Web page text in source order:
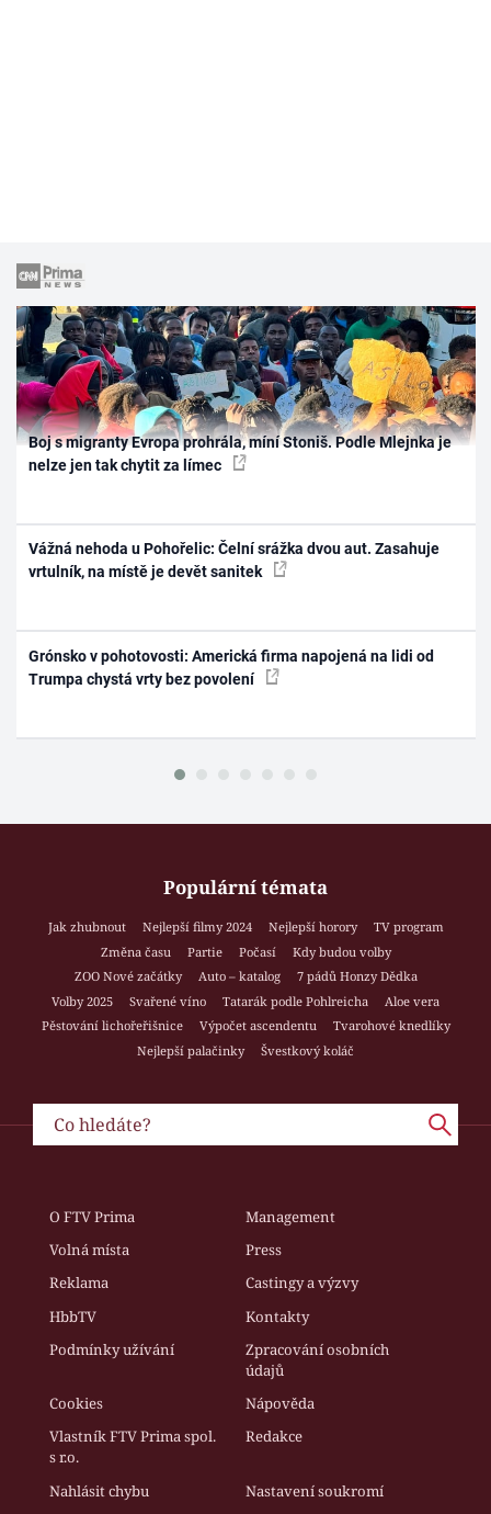
Boj s migranty Evropa prohrála, míní Stoniš. Podle Mlejnka je
nelze jen tak chytit za límec
Vážná nehoda u Pohořelic: Čelní srážka dvou aut. Zasahuje
vrtulník, na místě je devět sanitek
Grónsko v pohotovosti: Americká firma napojená na lidi od
Trumpa chystá vrty bez povolení
Populární témata
Jak zhubnout Nejlepší filmy 2024 Nejlepší horory
TV program
Změna času
Partie Počasí
Kdy budou volby
ZOO Nové začátky
Auto – katalog
7 pádů Honzy Dědka
Volby 2025
Svařené víno Tatarák podle Pohlreicha
Aloe vera
Pěstování lichořeřišnice
Výpočet ascendentu
Tvarohové knedlíky
Nejlepší palačinky
Švestkový koláč
O FTV Prima
Management
Volná místa
Press
Reklama
Castingy a výzvy
HbbTV
Kontakty
Podmínky užívání
Zpracování osobních
údajů
Cookies
Nápověda
Vlastník FTV Prima spol.
s r.o.
Redakce
Nahlásit chybu Nastavení soukromí